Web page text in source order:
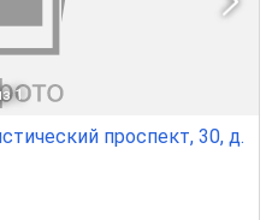
1
проспект, 30, д.